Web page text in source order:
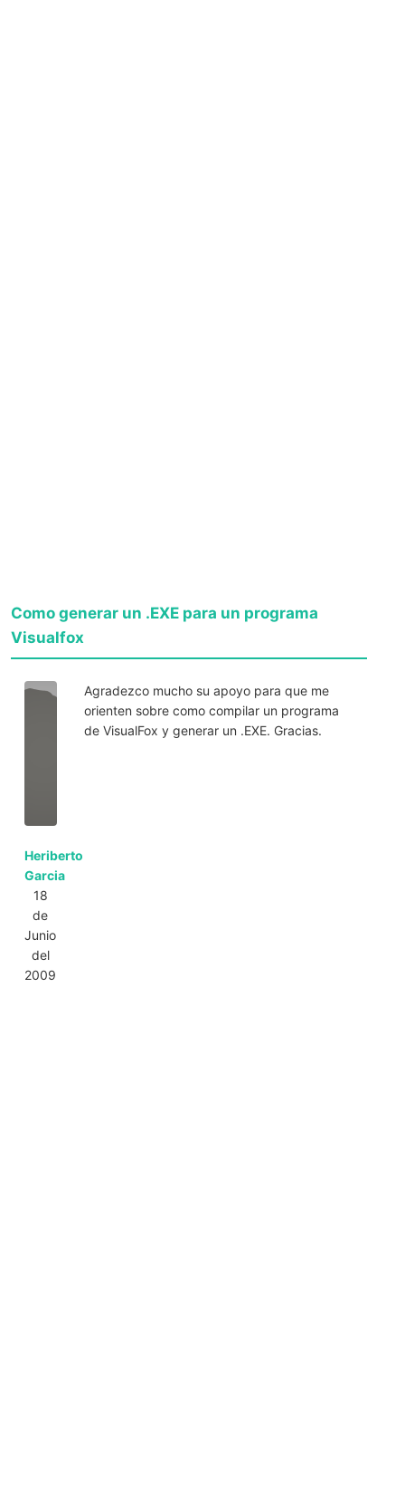
Como generar un .EXE para un programa
Visualfox
Heriberto
Garcia
18
de
Junio
del
2009
Agradezco mucho su apoyo para que me
orienten sobre como compilar un programa
de VisualFox y generar un .EXE. Gracias.